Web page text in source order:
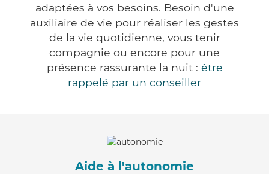
adaptées à vos besoins. Besoin d'une
auxiliaire de vie pour réaliser les gestes
de la vie quotidienne, vous tenir
compagnie ou encore pour une
présence rassurante la nuit : être
rappelé par un conseiller
Aide à l'autonomie